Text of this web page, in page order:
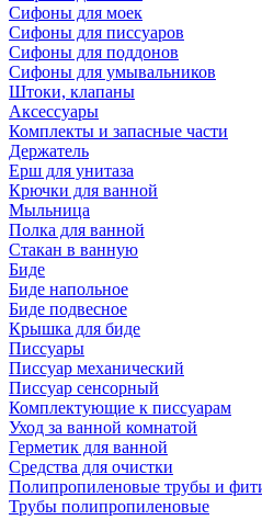
Сифоны для моек
Сифоны для писсуаров
Сифоны для поддонов
Сифоны для умывальников
Штоки, клапаны
Аксессуары
Комплекты и запасные части
Держатель
Ерш для унитаза
Крючки для ванной
Мыльница
Полка для ванной
Стакан в ванную
Биде
Биде напольное
Биде подвесное
Крышка для биде
Писсуары
Писсуар механический
Писсуар сенсорный
Комплектующие к писсуарам
Уход за ванной комнатой
Герметик для ванной
Средства для очистки
Полипропиленовые трубы и
Трубы полипропиленовые